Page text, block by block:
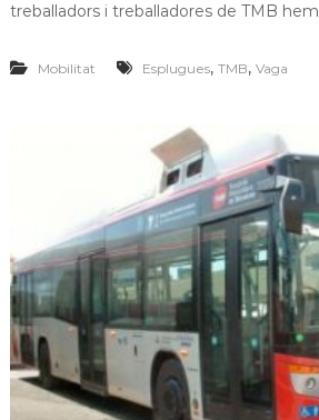
treballadors i treballadores de TMB
Mobilitat Esplugues, TMB, Vaga